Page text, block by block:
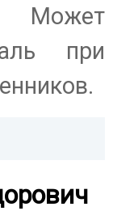
Может
при